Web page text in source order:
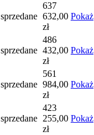
sprzedane
637
632,00
zł
Pokaż
sprzedane
486
432,00
zł
Pokaż
sprzedane
561
984,00
zł
Pokaż
sprzedane
423
255,00
zł
Pokaż